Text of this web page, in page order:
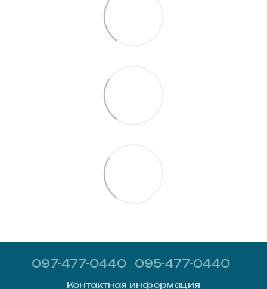
097-477-0440 095-477-0440
Контактная информация